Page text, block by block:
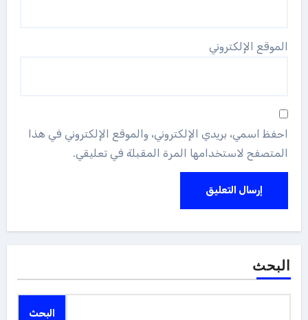
الموقع الإلكتروني
احفظ اسمي، بريدي الإلكتروني، والموقع الإلكتروني في هذا
المتصفح لاستخدامها المرة المقبلة في تعليقي.
البحث
البحث